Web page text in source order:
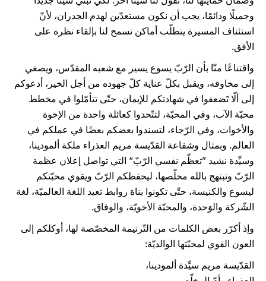
وجميلًا ودائمًا، يجب أن نكون مستعدّين لهدم الجدران، لأنّ
استئناف المسيرة يتطلّب أماكن تسمح لنا بإلقاء نظرة على
الأفق.
واقتناعًا منّا بأن الرّبّ يسوع يسير مع شعبه المقدّس، ويصغي
إلى مخاوفه، ويقبل بكلّ عناية كلّ جهوده من أجل الخير، أدعوكم
إلى ألّا تَضعفوا في شهادتكم للإيمان، حتّى تتأمّلوا في مخطط
محبّة الآب، وفي المحبّة، لتتّحدوا كعائلة واحدة من الإخوة
والأخوات، وفي الرّجاء، لتسندوا بعضكم بعضًا في عملكم في
العالم. وبمثال وشفاعة القدّيسة مريم العذراء ملكة ألمودينا،
وسيِّدة نشيد ”تعظّم نفسي الرّبّ“ التي تواصل إعلان عظمة
الرّبّ وتبتهج بالله مخلّصها، ليحفظكم الرّبّ ويقوي محبّتكم
ليسوع والكنيسة، حتّى تكونوا بناة روابط تعيد اللغة العالميّة، لغة
الشّركة والوَحدة، والمحبّة الأخويّة، والوفاق.
وإذ أكرّر بعض الكلمات من التّرنيمة المخصّصة لها، أوكلكم إلى
العون القوي لمحبّتها الوالديّة:
القدّيسة مريم سيِّدة ألمودينا،